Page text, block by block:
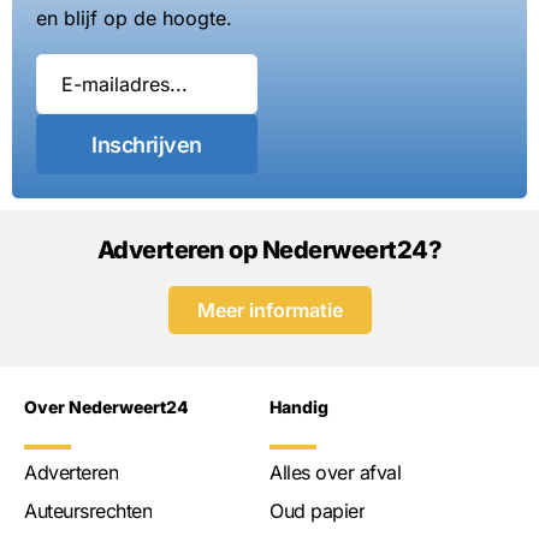
en blijf op de hoogte.
Inschrijven
Adverteren op Nederweert24?
Meer informatie
Over Nederweert24
Adverteren
Auteursrechten
Handig
Alles over afval
Oud papier